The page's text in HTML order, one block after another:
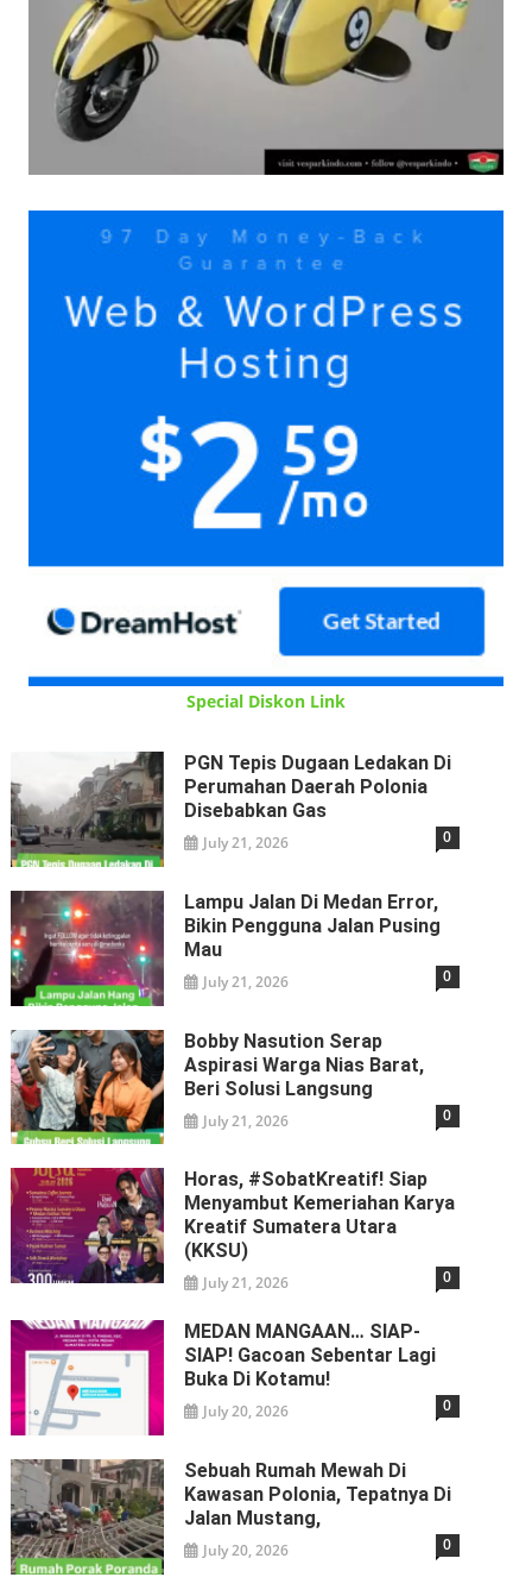
Special Diskon Link
PGN Tepis Dugaan Ledakan Di
Perumahan Daerah Polonia
Disebabkan Gas
July 21, 2026 0
Lampu Jalan Di Medan Error,
Bikin Pengguna Jalan Pusing
Mau
July 21, 2026 0
Bobby Nasution Serap
Aspirasi Warga Nias Barat,
Beri Solusi Langsung
July 21, 2026 0
Horas, #SobatKreatif! Siap
Menyambut Kemeriahan Karya
Kreatif Sumatera Utara
(KKSU)
July 21, 2026 0
MEDAN MANGAAN… SIAP-
SIAP! Gacoan Sebentar Lagi
Buka Di Kotamu!
July 20, 2026 0
Sebuah Rumah Mewah Di
Kawasan Polonia, Tepatnya Di
Jalan Mustang,
July 20, 2026 0